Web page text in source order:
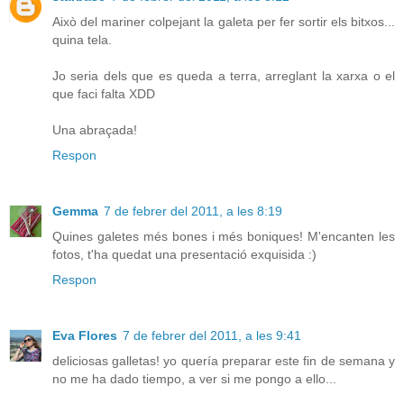
Això del mariner colpejant la galeta per fer sortir els bitxos...
quina tela.
Jo seria dels que es queda a terra, arreglant la xarxa o el
que faci falta XDD
Una abraçada!
Respon
Gemma 7 de febrer del 2011, a les 8:19
Quines galetes més bones i més boniques! M'encanten les
fotos, t'ha quedat una presentació exquisida :)
Respon
Eva Flores 7 de febrer del 2011, a les 9:41
deliciosas galletas! yo quería preparar este fin de semana y
no me ha dado tiempo, a ver si me pongo a ello...